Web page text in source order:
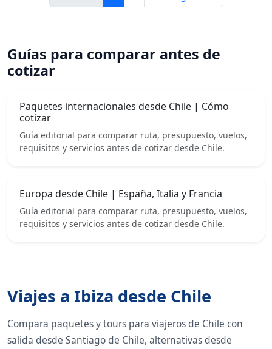
Guías para comparar antes de
cotizar
Paquetes internacionales desde Chile | Cómo
cotizar
Guía editorial para comparar ruta, presupuesto, vuelos,
requisitos y servicios antes de cotizar desde Chile.
Europa desde Chile | España, Italia y Francia
Guía editorial para comparar ruta, presupuesto, vuelos,
requisitos y servicios antes de cotizar desde Chile.
Viajes a Ibiza desde Chile
Compara paquetes y tours para viajeros de Chile con
salida desde Santiago de Chile, alternativas desde